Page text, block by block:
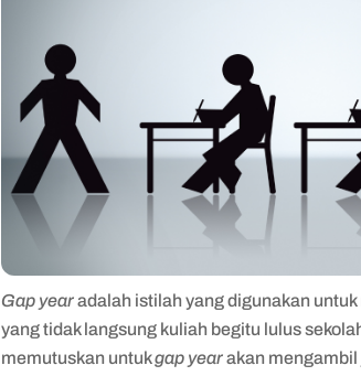
Gap yearadalah istilah yang digunakan
yang tidak langsung kuliah begitu lulus
memutuskan untukgap yearakan mengambil